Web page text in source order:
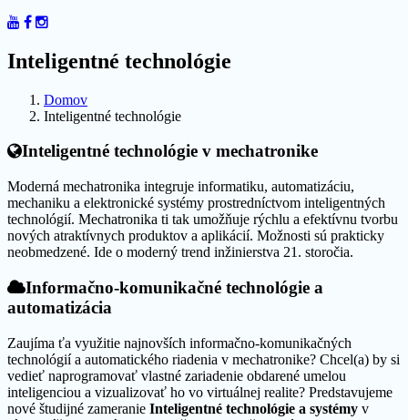
Inteligentné technológie
Domov
Inteligentné technológie
Inteligentné technológie v mechatronike
Moderná mechatronika integruje informatiku, automatizáciu,
mechaniku a elektronické systémy prostredníctvom inteligentných
technológií. Mechatronika ti tak umožňuje rýchlu a efektívnu tvorbu
nových atraktívnych produktov a aplikácií. Možnosti sú prakticky
neobmedzené. Ide o moderný trend inžinierstva 21. storočia.
Informačno-komunikačné technológie a
automatizácia
Zaujíma ťa využitie najnovších informačno-komunikačných
technológií a automatického riadenia v mechatronike? Chcel(a) by si
vedieť naprogramovať vlastné zariadenie obdarené umelou
inteligenciou a vizualizovať ho vo virtuálnej realite? Predstavujeme
nové študijné zameranie Inteligentné technológie a systémy v